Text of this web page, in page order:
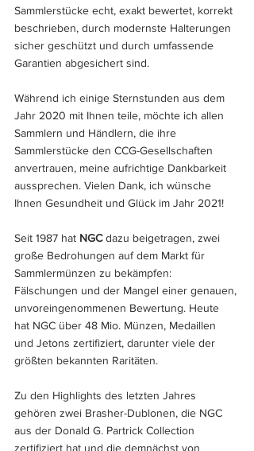
Sammlerstücke echt, exakt bewertet, korrekt
beschrieben, durch modernste Halterungen
sicher geschützt und durch umfassende
Garantien abgesichert sind.
Während ich einige Sternstunden aus dem
Jahr 2020 mit Ihnen teile, möchte ich allen
Sammlern und Händlern, die ihre
Sammlerstücke den CCG-Gesellschaften
anvertrauen, meine aufrichtige Dankbarkeit
aussprechen. Vielen Dank, ich wünsche
Ihnen Gesundheit und Glück im Jahr 2021!
Seit 1987 hat NGC dazu beigetragen, zwei
große Bedrohungen auf dem Markt für
Sammlermünzen zu bekämpfen:
Fälschungen und der Mangel einer genauen,
unvoreingenommenen Bewertung. Heute
hat NGC über 48 Mio. Münzen, Medaillen
und Jetons zertifiziert, darunter viele der
größten bekannten Raritäten.
Zu den Highlights des letzten Jahres
gehören zwei Brasher-Dublonen, die NGC
aus der Donald G. Partrick Collection
zertifiziert hat und die demnächst von